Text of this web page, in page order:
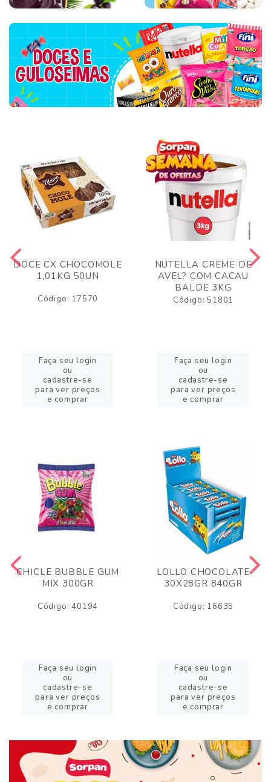
DOCE CX CHOCOMOLE
1,01KG 50UN
Código: 17570
Faça seu login
ou
cadastre-se
para ver preços
e comprar
NUTELLA CREME DE
AVEL? COM CACAU
BALDE 3KG
Código: 51801
Faça seu login
ou
cadastre-se
para ver preços
e comprar
CHICLE BUBBLE GUM
MIX 300GR
Código: 40194
Faça seu login
ou
cadastre-se
para ver preços
e comprar
LOLLO CHOCOLATE
30X28GR 840GR
Código: 16635
Faça seu login
ou
cadastre-se
para ver preços
e comprar